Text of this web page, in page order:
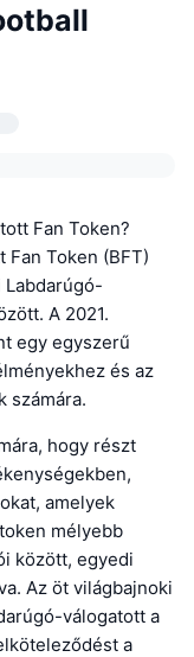
Fan Token?
Token (BFT)
A 2021.
egy egyszerű
és az
számára.
hogy részt
amelyek
mélyebb
között, egyedi
Az öt világbajnoki
válogatott a
a